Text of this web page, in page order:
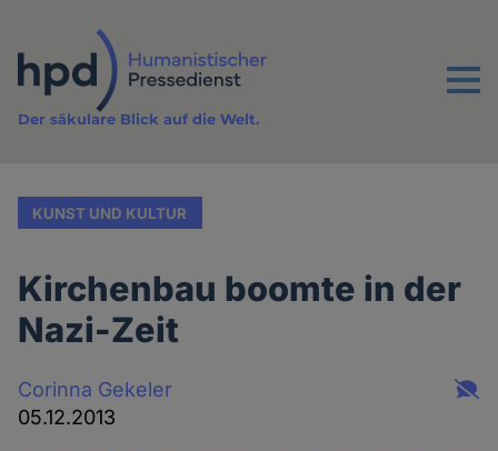
Inhalt
Menu
Der säkulare Blick auf die Welt.
KUNST UND KULTUR
Kirchenbau boomte in der
Nazi-Zeit
Corinna Gekeler
05.12.2013